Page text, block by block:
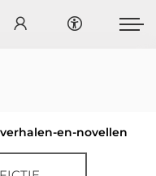
verhalen-en-novellen